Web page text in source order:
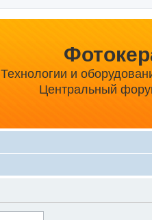
Технологии и
Центральный